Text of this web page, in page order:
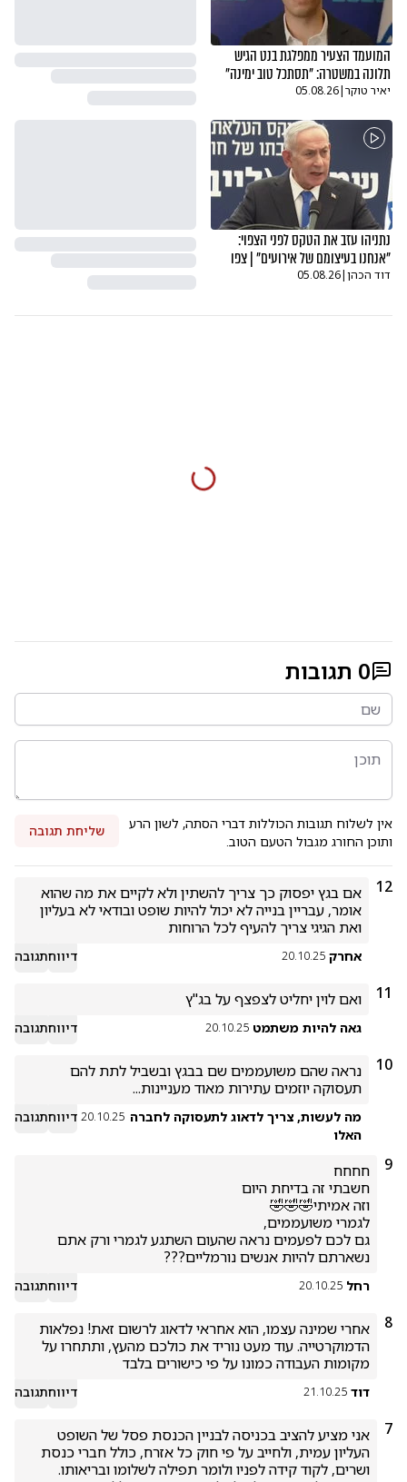
המועמד הצעיר ממפלגת בנט הגיש
תלונה במשטרה: "תסתכל טוב ימינה"
יאיר טוקר|
05.08.26
נתניהו עזב את הטקס לפני הצפוי:
"אנחנו בעיצומם של אירועים" | צפו
דוד הכהן|
05.08.26
0 תגובות
אין לשלוח תגובות הכוללות דברי הסתה, לשון הרע
ותוכן החורג מגבול הטעם הטוב.
שליחת תגובה
12
ואת הגיגי צריך להעיף לכל הרוחות
אחרק 20.10.25 דיווחתגובה
11 ואם לוין יחליט לצפצף על בג"ץ
גאה להיות משתמט 20.10.25 דיווחתגובה
10
תעסוקה יוזמים עתירות מאוד מעניינות...
מה לעשות, צריך לדאוג לתעסוקה לחברה
האלו
20.10.25 דיווחתגובה
9
נשארתם להיות אנשים נורמליים???
רחל 20.10.25 דיווחתגובה
8
מקומות העבודה כמונו על פי כישורים בלבד
דוד 21.10.25 דיווחתגובה
7